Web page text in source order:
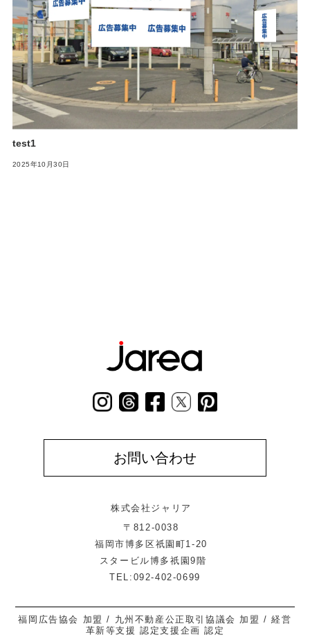
test1
2025年10月30日
お問い合わせ
株式会社ジャリア
〒812-0038
福岡市博多区祇園町1-20
スタービル博多祇園9階
TEL:092-402-0699
福岡広告協会 加盟 / 九州不動産公正取引協議会 加盟 / 経営
革新等支援 認定支援企画 認定